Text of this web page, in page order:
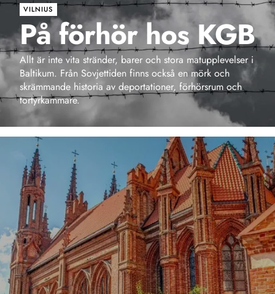
VILNIUS
På förhör hos KGB
Allt är inte vita stränder, barer och stora matupplevelser i
Baltikum. Från Sovjettiden finns också en mörk och
skrämmande historia av deportationer, förhörsrum och
tortyrkammare.